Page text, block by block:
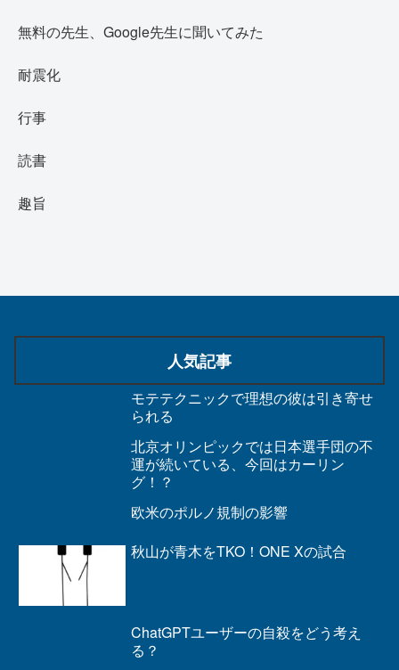
無料の先生、Google先生に聞いてみた
耐震化
行事
読書
趣旨
人気記事
モテテクニックで理想の彼は引き寄せ
られる
北京オリンピックでは日本選手団の不
運が続いている、今回はカーリン
グ！？
欧米のポルノ規制の影響
秋山が青木をTKO！ONE Xの試合
ChatGPTユーザーの自殺をどう考え
る？